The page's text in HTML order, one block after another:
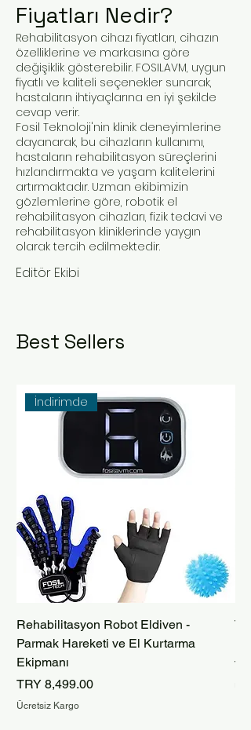
Fiyatları Nedir?
Rehabilitasyon cihazı fiyatları, cihazın
özelliklerine ve markasına göre
değişiklik gösterebilir. FOSILAVM, uygun
fiyatlı ve kaliteli seçenekler sunarak,
hastaların ihtiyaçlarına en iyi şekilde
cevap verir.
Fosil Teknoloji'nin klinik deneyimlerine
dayanarak, bu cihazların kullanımı,
hastaların rehabilitasyon süreçlerini
hızlandırmakta ve yaşam kalitelerini
artırmaktadır. Uzman ekibimizin
gözlemlerine göre, robotik el
rehabilitasyon cihazları, fizik tedavi ve
rehabilitasyon kliniklerinde yaygın
olarak tercih edilmektedir.
Editör Ekibi
Best Sellers
İndirimde
Rehabilitasyon Robot Eldiven -
Parmak Hareketi ve El Kurtarma
Ekipmanı
Price
TRY 8,499.00
Ücretsiz Kargo